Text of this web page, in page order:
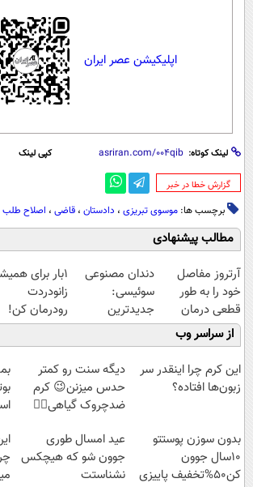
اپلیکیشن عصر ایران
لینک کوتاه: کپی لینک
‌گزارش خطا در خبر
برچسب ها: موسوی تبریزی ، دادستان ، قاضی ، اصلاح طلب
مطالب پیشنهادی
آرتروز مفاصل
خود را به طور
قطعی درمان
کنید!
◗پرسش‌نامه◖
دندان مصنوعی
سوئیسی:
جدیدترین
فناوری اروپا،
سبک و مقاوم |
پرداخت قسطی
1بار برای
زانودردت
رودرمان کن!
(تکنولوژی
◂پرسشنامه▸
از سراسر وب
این کرم چرا اینقدر سر
زبون‌ها افتاده؟
دیگه سنت رو کمتر
حدس میزنن😉 کرم
ضدچروک گیاهی👈🏻
بدون سوزن پوستتو
10سال جوون
کن50%تخفیف پاییزی
عید امسال طوری
جوون شو که هیچکس
نشناستت